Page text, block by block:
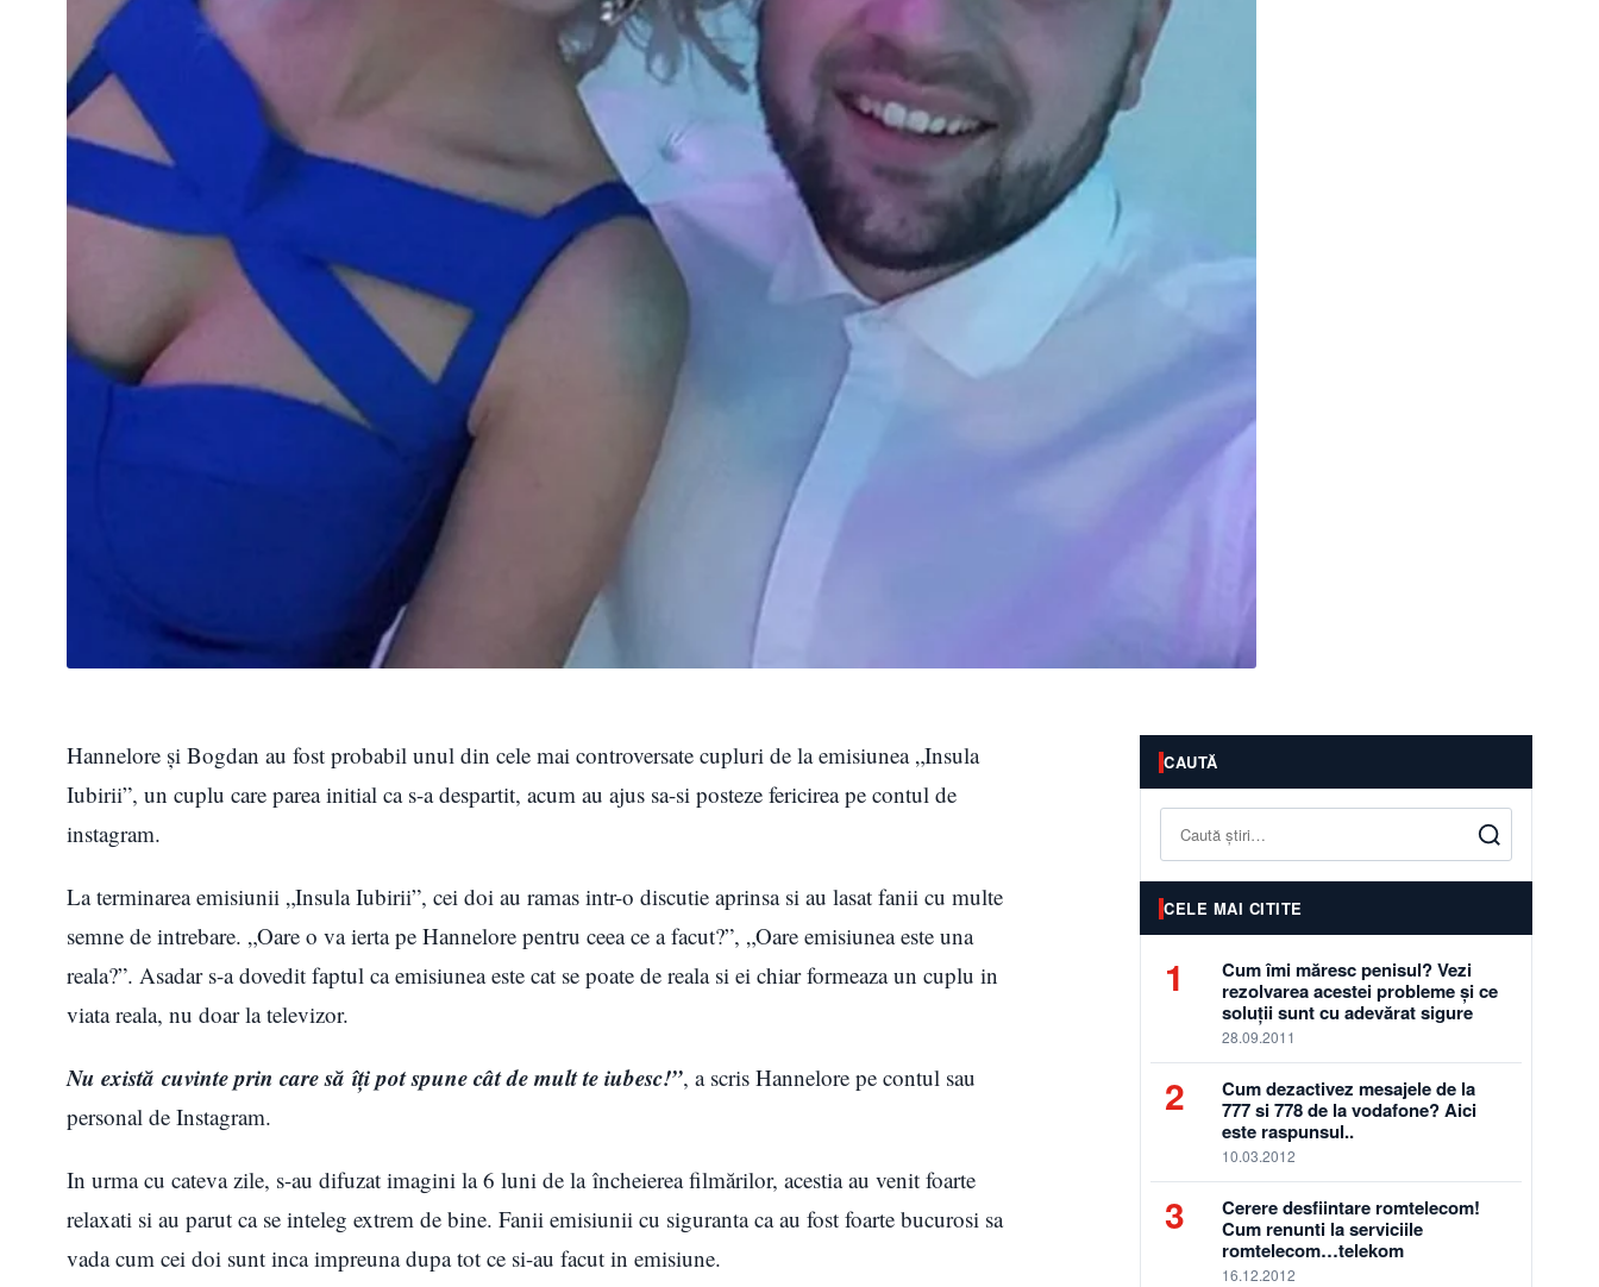
Hannelore şi Bogdan au fost probabil unul din cele mai controversate cupluri de la emisiunea „Insula
Iubirii”, un cuplu care parea initial ca s-a despartit, acum au ajus sa-si posteze fericirea pe contul de
instagram.
La terminarea emisiunii „Insula Iubirii”, cei doi au ramas intr-o discutie aprinsa si au lasat fanii cu multe
semne de intrebare. „Oare o va ierta pe Hannelore pentru ceea ce a facut?”, „Oare emisiunea este una
reala?”. Asadar s-a dovedit faptul ca emisiunea este cat se poate de reala si ei chiar formeaza un cuplu in
viata reala, nu doar la televizor.
Nu există cuvinte prin care să îţi pot spune cât de mult te iubesc!”, a scris Hannelore pe contul sau
personal de Instagram.
In urma cu cateva zile, s-au difuzat imagini la 6 luni de la încheierea filmărilor, acestia au venit foarte
relaxati si au parut ca se inteleg extrem de bine. Fanii emisiunii cu siguranta ca au fost foarte bucurosi sa
vada cum cei doi sunt inca impreuna dupa tot ce si-au facut in emisiune.
CAUTĂ
Caută
CELE MAI CITITE
1
Cum îmi măresc penisul? Vezi
rezolvarea acestei probleme și ce
soluții sunt cu adevărat sigure
28.09.2011
2
Cum dezactivez mesajele de la
777 si 778 de la vodafone? Aici
este raspunsul..
10.03.2012
3
Cerere desfiintare romtelecom!
Cum renunti la serviciile
romtelecom…telekom
16.12.2012